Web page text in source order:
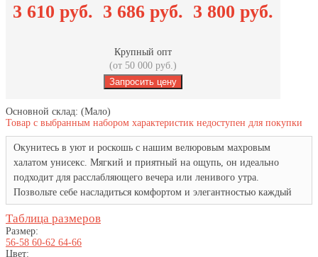
3 610 руб. 3 686 руб. 3 800 руб.
Крупный опт
(от 50 000 руб.)
Основной склад: (Мало)
Товар с выбранным набором характеристик недоступен для покупки
Окунитесь в уют и роскошь с нашим велюровым махровым
халатом унисекс. Мягкий и приятный на ощупь, он идеально
подходит для расслабляющего вечера или ленивого утра.
Позвольте себе насладиться комфортом и элегантностью каждый
день.
Таблица размеров
Размер:
56-58 60-62 64-66
Цвет: